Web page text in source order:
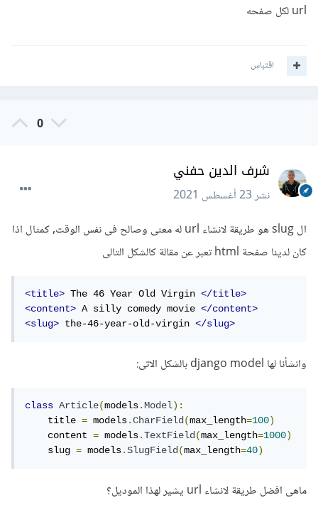
url لكل صفحه
اقتباس
0
شرف الدين حفني
نشر23 أغسطس 2021
ال slug هو طريقة لانشاء url له معنى وصالح فى نفس الوقت, كمثال اذا
كان لدينا صفحة html تعبر عن مقالة كالشكل التالى
<title> The 46 Year Old Virgin </title>
<content> A silly comedy movie </content>
<slug> the-46-year-old-virgin </slug>
وانشأنا لها django model بالشكل الاتى:
class Article(models.Model):
    title
= models.CharField(max_length=100)
    content
= models.TextField(max_length=1000)
    slug
= models.SlugField(max_length=40)
ماهى افضل طريقة لانشاء url يشير لهذا الموديل؟